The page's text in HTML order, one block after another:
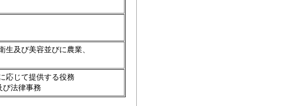
及び美容並びに農業、
応じて提供する役務
び法律事務